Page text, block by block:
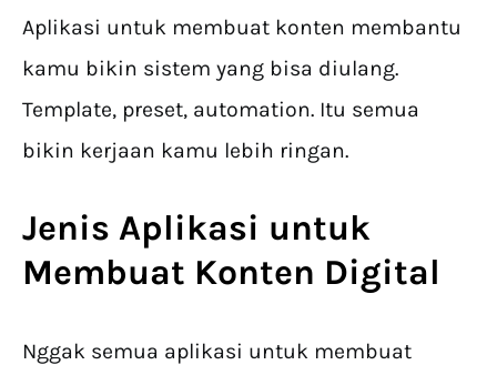
Aplikasi untuk membuat konten membantu
kamu bikin sistem yang bisa diulang.
Template, preset, automation. Itu semua
bikin kerjaan kamu lebih ringan.
Jenis Aplikasi untuk
Membuat Konten Digital
Nggak semua aplikasi untuk membuat